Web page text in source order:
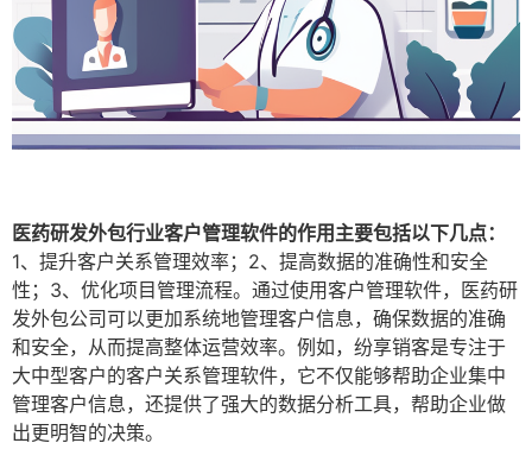
医药研发外包行业客户管理软件的作用主要包括以下几点：
1、提升客户关系管理效率；2、提高数据的准确性和安全
性；3、优化项目管理流程。通过使用客户管理软件，医药研
发外包公司可以更加系统地管理客户信息，确保数据的准确
和安全，从而提高整体运营效率。例如，纷享销客是专注于
大中型客户的客户关系管理软件，它不仅能够帮助企业集中
管理客户信息，还提供了强大的数据分析工具，帮助企业做
出更明智的决策。